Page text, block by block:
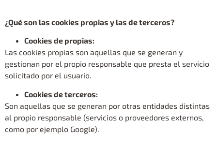
¿Qué son las cookies propias y las de terceros?
Cookies de propias:
Las cookies propias son aquellas que se generan y
gestionan por el propio responsable que presta el servicio
solicitado por el usuario.
Cookies de terceros:
Son aquellas que se generan por otras entidades distintas
al propio responsable (servicios o proveedores externos,
como por ejemplo Google).